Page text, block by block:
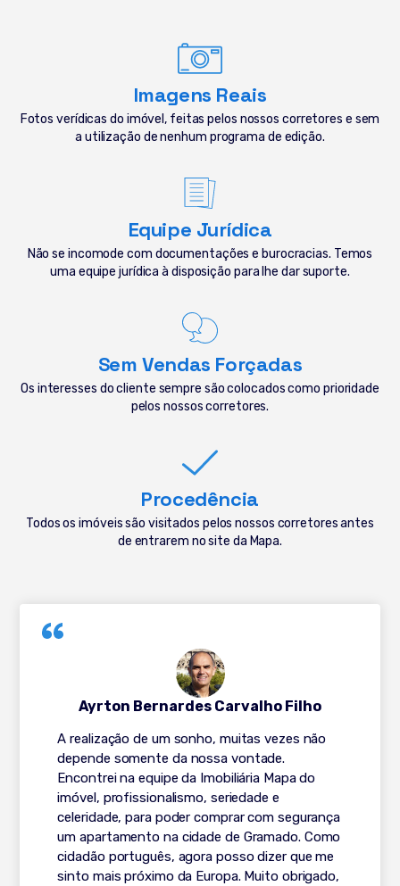
Imagens Reais
Fotos verídicas do imóvel, feitas pelos nossos corretores e sem
a utilização de nenhum programa de edição.
Equipe Jurídica
Não se incomode com documentações e burocracias. Temos
uma equipe jurídica à disposição para lhe dar suporte.
Sem Vendas Forçadas
Os interesses do cliente sempre são colocados como prioridade
pelos nossos corretores.
Procedência
Todos os imóveis são visitados pelos nossos corretores antes
de entrarem no site da Mapa.
A realização de um sonho, muitas vezes não
depende somente da nossa vontade.
Encontrei na equipe da Imobiliária Mapa do
imóvel, profissionalismo, seriedade e
celeridade, para poder comprar com segurança
um apartamento na cidade de Gramado. Como
cidadão português, agora posso dizer que me
sinto mais próximo da Europa. Muito obrigado,
Ayrton Bernardes Carvalho Filho